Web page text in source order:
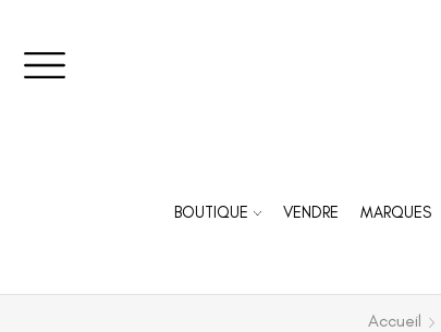
BOUTIQUE VENDRE MARQUES
Accueil